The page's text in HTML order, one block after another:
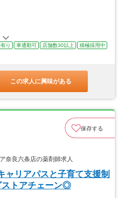
り 車通勤可 店舗数30以上
積極採用中
この求人に興味がある
保存する
奈良六条店の薬剤師求人
ャリアパスと子育て支援制
ストアチェーン◎